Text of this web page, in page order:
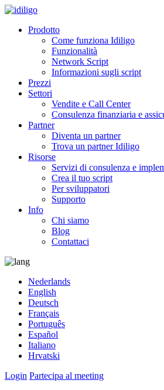
Prodotto
Come funziona Idiligo
Funzionalità
Network Script
Informazioni sugli script
Prezzi
Settori
Vendite e Call Center
Consulenza finanziaria e
Partner
Diventa un partner
Trova un partner Idiligo
Risorse
Servizi di consulenza e
Crea il tuo script
Per sviluppatori
Supporto
Info
Chi siamo
Blog
Contattaci
Nederlands
English
Deutsch
Français
Português
Español
Italiano
Hrvatski
Login Partecipa al meeting